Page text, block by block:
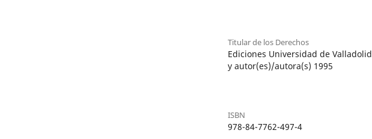
Titular de los Derechos
Ediciones Universidad de Valladolid
y autor(es)/autora(s) 1995
ISBN
978-84-7762-497-4